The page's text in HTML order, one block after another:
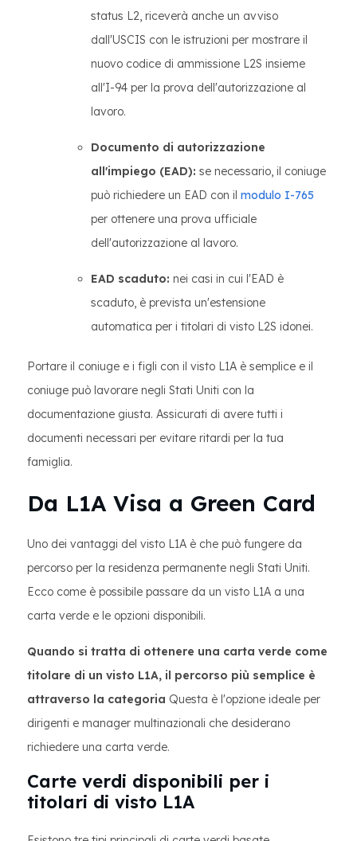
status L2, riceverà anche un avviso
dall'USCIS con le istruzioni per mostrare il
nuovo codice di ammissione L2S insieme
all'I-94 per la prova dell'autorizzazione al
lavoro.
Documento di autorizzazione
all'impiego (EAD): se necessario, il coniuge
può richiedere un EAD con il modulo I-765
per ottenere una prova ufficiale
dell'autorizzazione al lavoro.
EAD scaduto: nei casi in cui l'EAD è
scaduto, è prevista un'estensione
automatica per i titolari di visto L2S idonei.
Portare il coniuge e i figli con il visto L1A è semplice e il
coniuge può lavorare negli Stati Uniti con la
documentazione giusta. Assicurati di avere tutti i
documenti necessari per evitare ritardi per la tua
famiglia.
Da L1A Visa a Green Card
Uno dei vantaggi del visto L1A è che può fungere da
percorso per la residenza permanente negli Stati Uniti.
Ecco come è possibile passare da un visto L1A a una
carta verde e le opzioni disponibili.
Quando si tratta di ottenere una carta verde come
titolare di un visto L1A, il percorso più semplice è
attraverso la categoria Questa è l'opzione ideale per
dirigenti e manager multinazionali che desiderano
richiedere una carta verde.
Carte verdi disponibili per i
titolari di visto L1A